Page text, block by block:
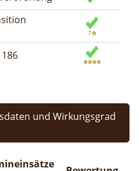
und Wirkungsgrad